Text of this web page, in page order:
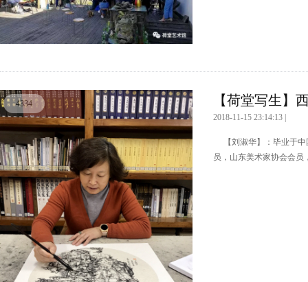
【荷堂写生】
2018-11-15 23:14:13 |
【刘淑华】：毕业于中
员，山东美术家协会会员
4334